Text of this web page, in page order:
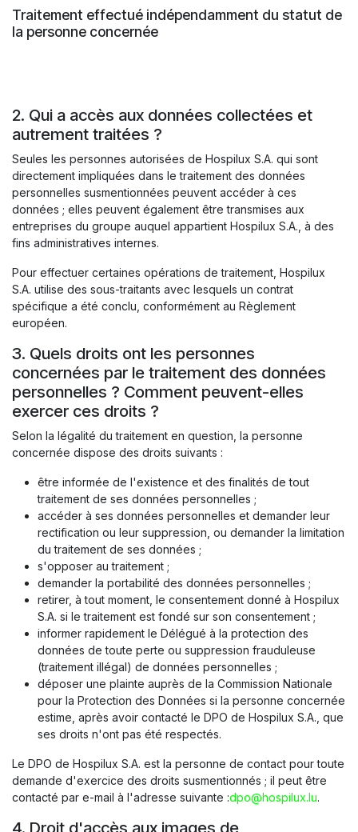
Traitement effectué indépendamment du statut de
la personne concernée
2. Qui a accès aux données collectées et
autrement traitées ?
Seules les personnes autorisées de Hospilux S.A. qui sont
directement impliquées dans le traitement des données
personnelles susmentionnées peuvent accéder à ces
données ; elles peuvent également être transmises aux
entreprises du groupe auquel appartient Hospilux S.A., à des
fins administratives internes.
Pour effectuer certaines opérations de traitement, Hospilux
S.A. utilise des sous-traitants avec lesquels un contrat
spécifique a été conclu, conformément au Règlement
européen.
3. Quels droits ont les personnes
concernées par le traitement des données
personnelles ? Comment peuvent-elles
exercer ces droits ?
Selon la légalité du traitement en question, la personne
concernée dispose des droits suivants :
être informée de l'existence et des finalités de tout
traitement de ses données personnelles ;
accéder à ses données personnelles et demander leur
rectification ou leur suppression, ou demander la limitation
du traitement de ses données ;
s'opposer au traitement ;
demander la portabilité des données personnelles ;
retirer, à tout moment, le consentement donné à Hospilux
S.A. si le traitement est fondé sur son consentement ;
informer rapidement le Délégué à la protection des
données de toute perte ou suppression frauduleuse
(traitement illégal) de données personnelles ;
déposer une plainte auprès de la Commission Nationale
pour la Protection des Données si la personne concernée
estime, après avoir contacté le DPO de Hospilux S.A., que
ses droits n'ont pas été respectés.
Le DPO de Hospilux S.A. est la personne de contact pour toute
demande d'exercice des droits susmentionnés ; il peut être
contacté par e-mail à l'adresse suivante :dpo@hospilux.lu.
4. Droit d'accès aux images de